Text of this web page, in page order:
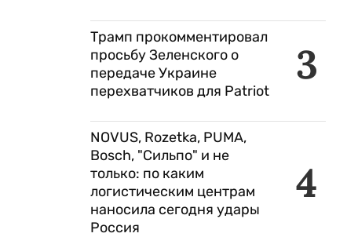
3
Трамп прокомментировал
просьбу Зеленского о
передаче Украине
перехватчиков для Patriot
4
NOVUS, Rozetka, PUMA,
Bosch, "Сильпо" и не
только: по каким
логистическим центрам
наносила сегодня удары
Россия